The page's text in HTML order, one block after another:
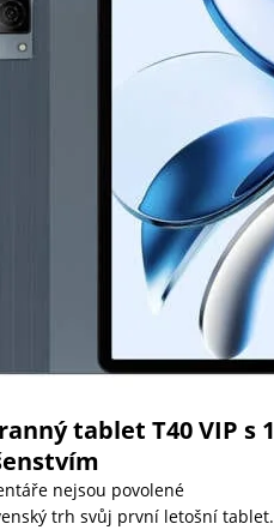
]
Domácí pec na pizzu Cuisinart
Blockchain a růst krypto kasin: Co
tablet T40 VIP s
nejsou povolené
trh svůj první letošní